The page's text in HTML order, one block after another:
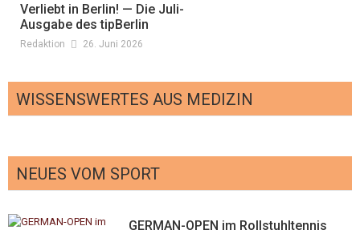
Verliebt in Berlin! — Die Juli-
Ausgabe des tipBerlin
Redaktion 26. Juni 2026
WISSENSWERTES AUS MEDIZIN
Öffentliche Impfempfehlung für Berlin
Redaktion 24. Februar 2026
Hebammen ohne ausreichende
NEUES VOM SPORT
GERMAN-OPEN im Rollstuhltennis